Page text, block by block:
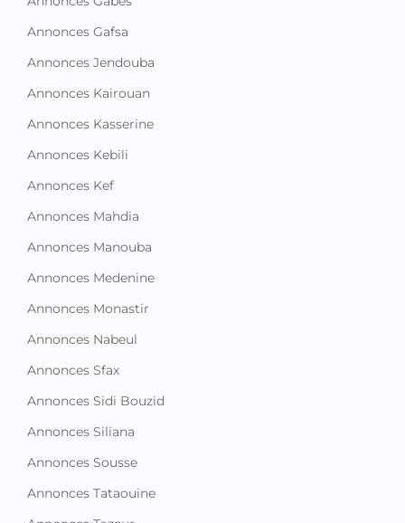
Annonces Jendouba
Annonces Kairouan
Annonces Kasserine
Annonces Kebili
Annonces Kef
Annonces Mahdia
Annonces Manouba
Annonces Medenine
Annonces Monastir
Annonces Nabeul
Annonces Sfax
Annonces Sidi Bouzid
Annonces Siliana
Annonces Sousse
Annonces Tataouine
Annonces Tozeur
Annonces Tunis